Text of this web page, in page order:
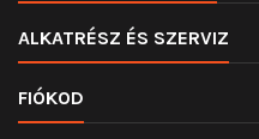
ALKATRÉSZ ÉS SZERVIZ
FIÓKOD